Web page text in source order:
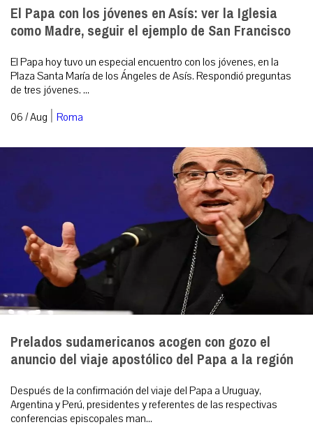
El Papa con los jóvenes en Asís: ver la Iglesia
como Madre, seguir el ejemplo de San Francisco
El Papa hoy tuvo un especial encuentro con los jóvenes, en la
Plaza Santa María de los Ángeles de Asís. Respondió preguntas
de tres jóvenes. ...
06 / Aug | Roma
Prelados sudamericanos acogen con gozo el
anuncio del viaje apostólico del Papa a la región
Después de la confirmación del viaje del Papa a Uruguay,
Argentina y Perú, presidentes y referentes de las respectivas
conferencias episcopales man...